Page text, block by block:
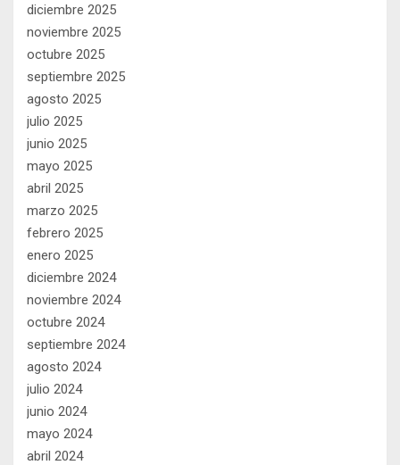
diciembre 2025
noviembre 2025
octubre 2025
septiembre 2025
agosto 2025
julio 2025
junio 2025
mayo 2025
abril 2025
marzo 2025
febrero 2025
enero 2025
diciembre 2024
noviembre 2024
octubre 2024
septiembre 2024
agosto 2024
julio 2024
junio 2024
mayo 2024
abril 2024